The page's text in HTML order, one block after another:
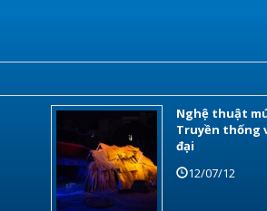
Nghệ thuật
Truyền thống
đại
12/07/12